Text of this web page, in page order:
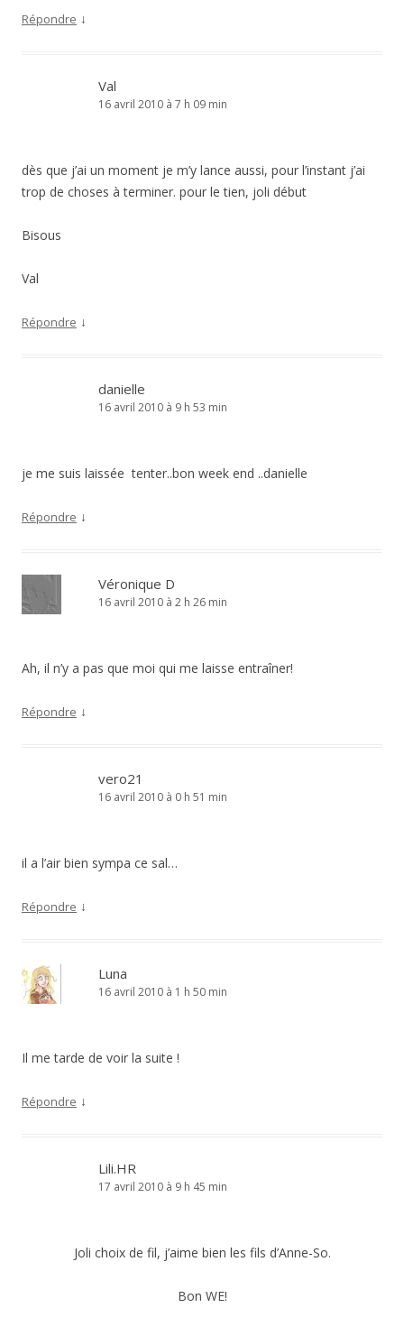
Répondre ↓
Val
16 avril 2010 à 7 h 09 min
dès que j’ai un moment je m’y lance aussi, pour l’instant j’ai
trop de choses à terminer. pour le tien, joli début
Bisous
Val
Répondre ↓
danielle
16 avril 2010 à 9 h 53 min
je me suis laissée tenter..bon week end ..danielle
Répondre ↓
Véronique D
16 avril 2010 à 2 h 26 min
Ah, il n’y a pas que moi qui me laisse entraîner!
Répondre ↓
vero21
16 avril 2010 à 0 h 51 min
il a l’air bien sympa ce sal…
Répondre ↓
Luna
16 avril 2010 à 1 h 50 min
Il me tarde de voir la suite !
Répondre ↓
Lili.HR
17 avril 2010 à 9 h 45 min
Joli choix de fil, j’aime bien les fils d’Anne-So.
Bon WE!